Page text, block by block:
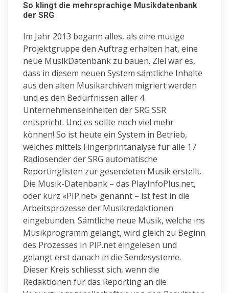
So klingt die mehrsprachige Musikdatenbank
der SRG
Im Jahr 2013 begann alles, als eine mutige
Projektgruppe den Auftrag erhalten hat, eine
neue MusikDatenbank zu bauen. Ziel war es,
dass in diesem neuen System sämtliche Inhalte
aus den alten Musikarchiven migriert werden
und es den Bedürfnissen aller 4
Unternehmenseinheiten der SRG SSR
entspricht. Und es sollte noch viel mehr
können! So ist heute ein System in Betrieb,
welches mittels Fingerprintanalyse für alle 17
Radiosender der SRG automatische
Reportinglisten zur gesendeten Musik erstellt.
Die Musik-Datenbank – das PlayInfoPlus.net,
oder kurz «PIP.net» genannt – ist fest in die
Arbeitsprozesse der Musikredaktionen
eingebunden. Sämtliche neue Musik, welche ins
Musikprogramm gelangt, wird gleich zu Beginn
des Prozesses in PIP.net eingelesen und
gelangt erst danach in die Sendesysteme.
Dieser Kreis schliesst sich, wenn die
Redaktionen für das Reporting an die